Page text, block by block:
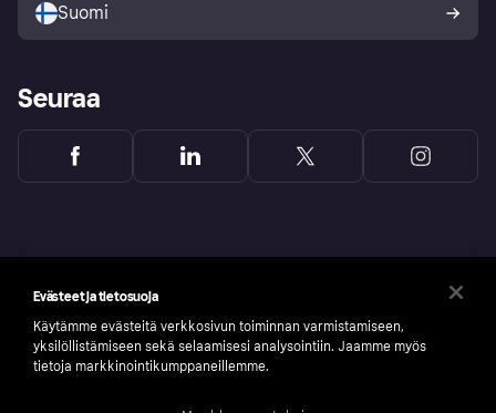
Suomi
Seuraa
Evästeet ja tietosuoja
Käytämme evästeitä verkkosivun toiminnan varmistamiseen,
yksilöllistämiseen sekä selaamisesi analysointiin. Jaamme myös
tietoja markkinointikumppaneillemme.